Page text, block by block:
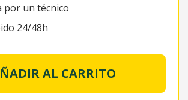
por un técnico
24/48h
AL CARRITO